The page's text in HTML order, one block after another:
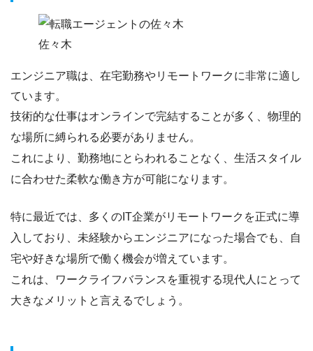
佐々木
エンジニア職は、 在宅勤務やリモートワークに非常に適し
ています。
技術的な仕事はオンラインで完結することが多く、物理的
な場所に縛られる必要がありません。
これにより、勤務地にとらわれることなく、 生活スタイル
に合わせた柔軟な働き方が可能になります。
特に最近では、多くのIT企業がリモートワークを正式に導
入しており、未経験からエンジニアになった場合でも、自
宅や好きな場所で働く機会が増えています。
これは、
ワークライフバランスを重視する現代人にとって
大きなメリット と言えるでしょう。